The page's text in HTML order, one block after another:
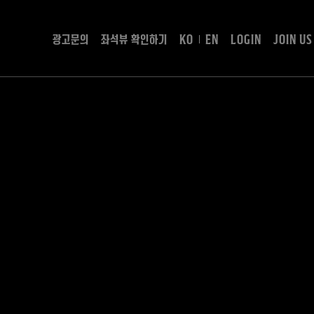
광고문의 좌석뷰 확인하기 KO EN LOGIN JOIN US